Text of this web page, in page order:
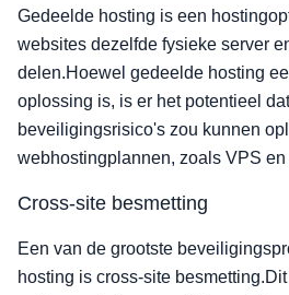
Gedeelde hosting is een
websites dezelfde fysieke server
delen.Hoewel gedeelde hosting
oplossing is, is er het potentieel
beveiligingsrisico's zou kunnen
webhostingplannen, zoals VPS
Cross-site besmetting
Een van de grootste
hosting is cross-site